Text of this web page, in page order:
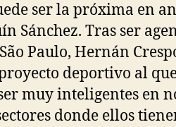
ser la próxima en
Sánchez. Tras ser
Paulo, Hernán
deportivo al
muy inteligentes en
donde ellos